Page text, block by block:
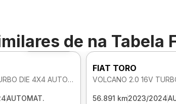
de na Tabela
Foto 360º
VOLCANO 2.0 16V TURBO DIE 4X4 AUTOMATICO
AUTOMAT.
FIAT TORO
56.891 km2023/2024